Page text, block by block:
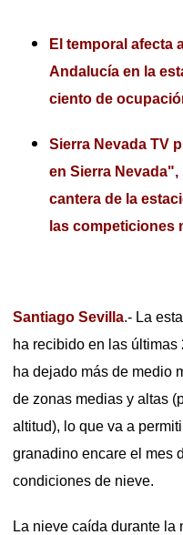
El temporal afecta
Andalucía en la
ciento de
Sierra Nevada TV
en Sierra
cantera de la
las competiciones
Santiago Sevilla.- La
ha recibido en las
ha dejado más de medio
de zonas medias y altas
altitud), lo que va a
granadino encare el mes
condiciones de nieve.
La nieve caída durante